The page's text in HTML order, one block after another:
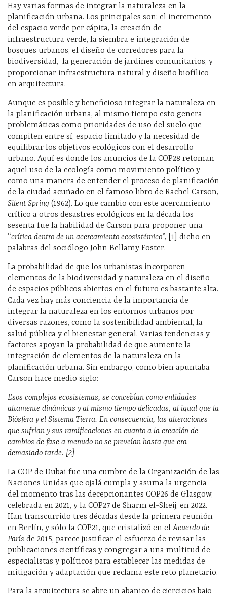
Hay varias formas de integrar la naturaleza en la
planificación urbana. Los principales son: el incremento
del espacio verde per cápita, la creación de
infraestructura verde, la siembra e integración de
bosques urbanos, el diseño de corredores para la
biodiversidad, la generación de jardines comunitarios, y
proporcionar infraestructura natural y diseño biofílico
en arquitectura.
Aunque es posible y beneficioso integrar la naturaleza en
la planificación urbana, al mismo tiempo esto genera
problemáticas como prioridades de uso del suelo que
compiten entre sí, espacio limitado y la necesidad de
equilibrar los objetivos ecológicos con el desarrollo
urbano. Aquí es donde los anuncios de la COP28 retoman
aquel uso de la ecología como movimiento político y
como una manera de entender el proceso de planificación
de la ciudad acuñado en el famoso libro de Rachel Carson,
Silent Spring (1962). Lo que cambio con este acercamiento
crítico a otros desastres ecológicos en la década los
sesenta fue la habilidad de Carson para proponer una
“crítica dentro de un acercamiento ecosistémico”, [1] dicho en
palabras del sociólogo John Bellamy Foster.
La probabilidad de que los urbanistas incorporen
elementos de la biodiversidad y naturaleza en el diseño
de espacios públicos abiertos en el futuro es bastante alta.
Cada vez hay más conciencia de la importancia de
integrar la naturaleza en los entornos urbanos por
diversas razones, como la sostenibilidad ambiental, la
salud pública y el bienestar general. Varias tendencias y
factores apoyan la probabilidad de que aumente la
integración de elementos de la naturaleza en la
planificación urbana. Sin embargo, como bien apuntaba
Carson hace medio siglo:
Esos complejos ecosistemas, se concebían como entidades
altamente dinámicas y al mismo tiempo delicadas, al igual que la
Biósfera y el Sistema Tierra. En consecuencia, las alteraciones
que sufrían y sus ramificaciones en cuanto a la creación de
cambios de fase a menudo no se preveían hasta que era
demasiado tarde. [2]
La COP de Dubai fue una cumbre de la Organización de las
Naciones Unidas que ojalá cumpla y asuma la urgencia
del momento tras las decepcionantes COP26 de Glasgow,
celebrada en 2021, y la COP27 de Sharm el-Sheij, en 2022.
Han transcurrido tres décadas desde la primera reunión
en Berlín, y sólo la COP21, que cristalizó en elAcuerdo de
París de 2015, parece justificar el esfuerzo de revisar las
publicaciones científicas y congregar a una multitud de
especialistas y políticos para establecer las medidas de
mitigación y adaptación que reclama este reto planetario.